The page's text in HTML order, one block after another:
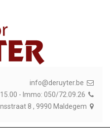
info@deruyter.be
- Immo: 050/72.09.26
8 , 9990 Maldegem